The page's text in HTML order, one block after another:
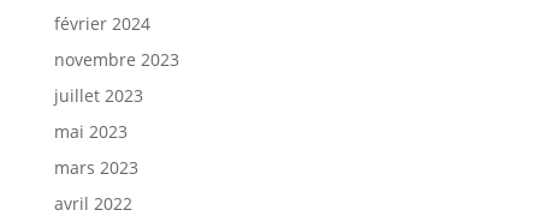
février 2024
novembre 2023
juillet 2023
mai 2023
mars 2023
avril 2022